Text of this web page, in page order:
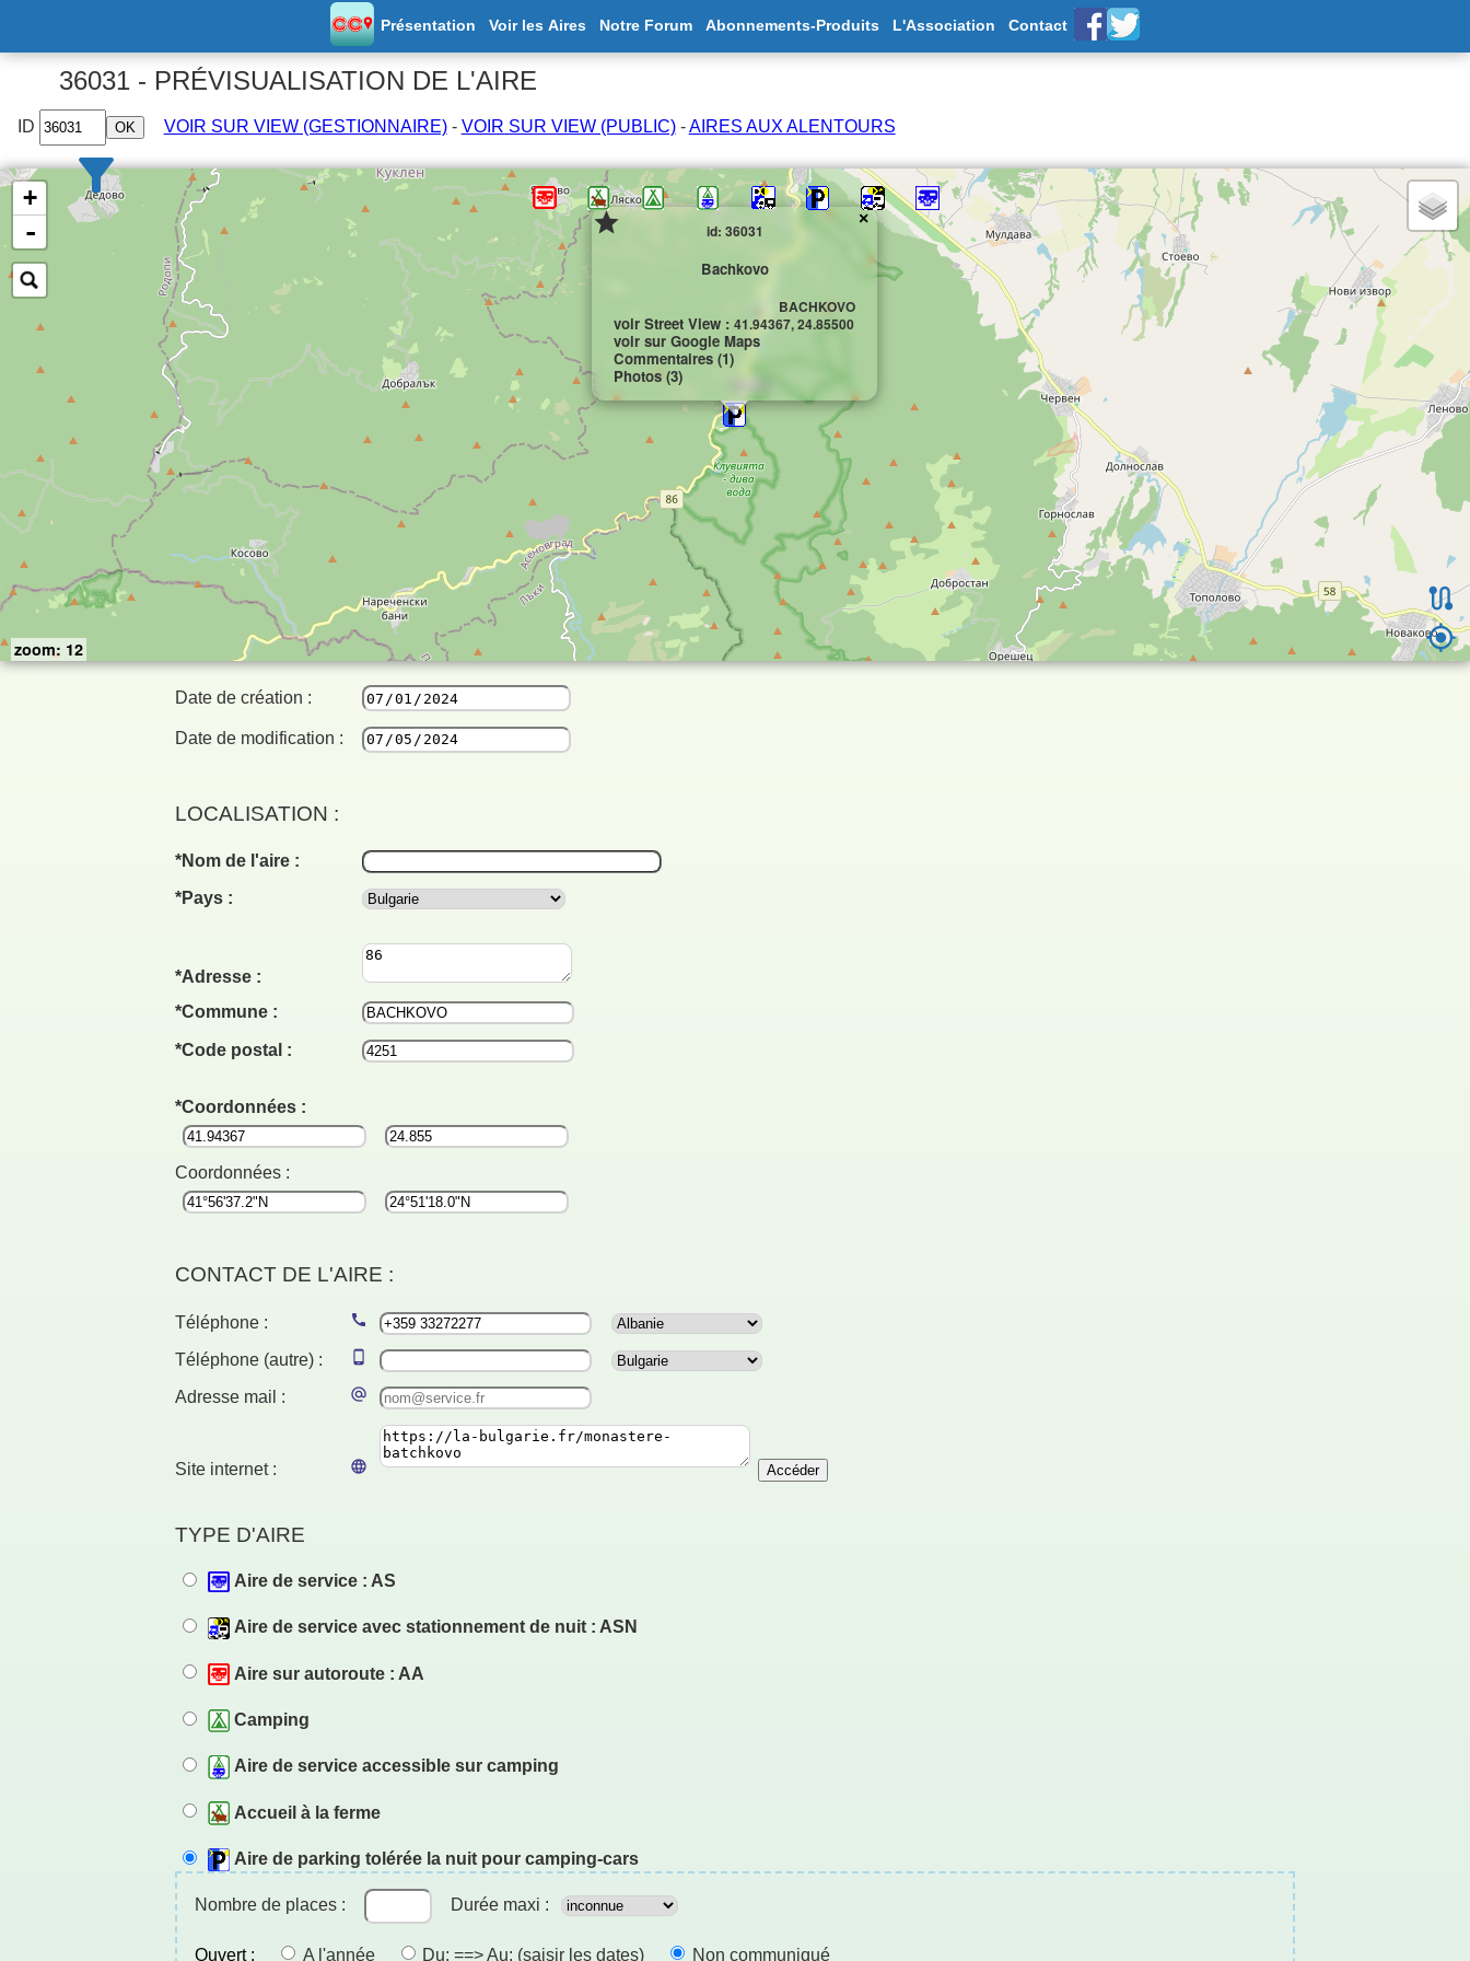
Présentation Voir les Aires Notre Forum Abonnements-Produits L'Association Contact
36031 - PRÉVISUALISATION DE L'AIRE
ID VOIR SUR VIEW (GESTIONNAIRE)- VOIR SUR VIEW (PUBLIC)-AIRES AUX ALENTOURS
Afficher par pays
et régions/dép.
Afficher par rayon :
km
Prix
Gratuit
Tous
Réductions
Ouvert
A l'année
Tous
zoom: 12
×
id: 36031
Bachkovo
BACHKOVO
voir Street View : 41.94367, 24.85500
voir sur Google Maps
Commentaires (1)
Photos (3)
+
-
Date de création :
Date de modification :
LOCALISATION :
Nom de l'aire :
Pays :
Adresse :
Commune :
Code postal :
Coordonnées :
Coordonnées :
CONTACT DE L'AIRE :
Téléphone :
Téléphone (autre) :
Adresse mail :
Site internet : Accéder
TYPE D'AIRE
Aire de service : AS
Aire de service avec stationnement de nuit : ASN
Aire sur autoroute : AA
Camping
Aire de service accessible sur camping
Accueil à la ferme
Aire de parking tolérée la nuit pour camping-cars
Nombre de places : Durée maxi :
Ouvert : A l'année Du: ==> Au: (saisir les dates) Non communiqué